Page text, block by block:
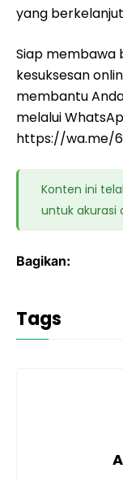
yang
Siap membawa
kesuksesan
membantu
melalui
https://wa.me/
Konten ini
untuk akurasi
Bagikan:
Tags